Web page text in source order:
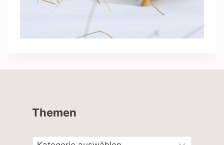
Themen